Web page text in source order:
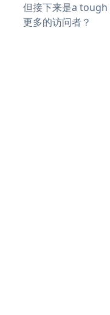
但接下来是a
更多的访问者？